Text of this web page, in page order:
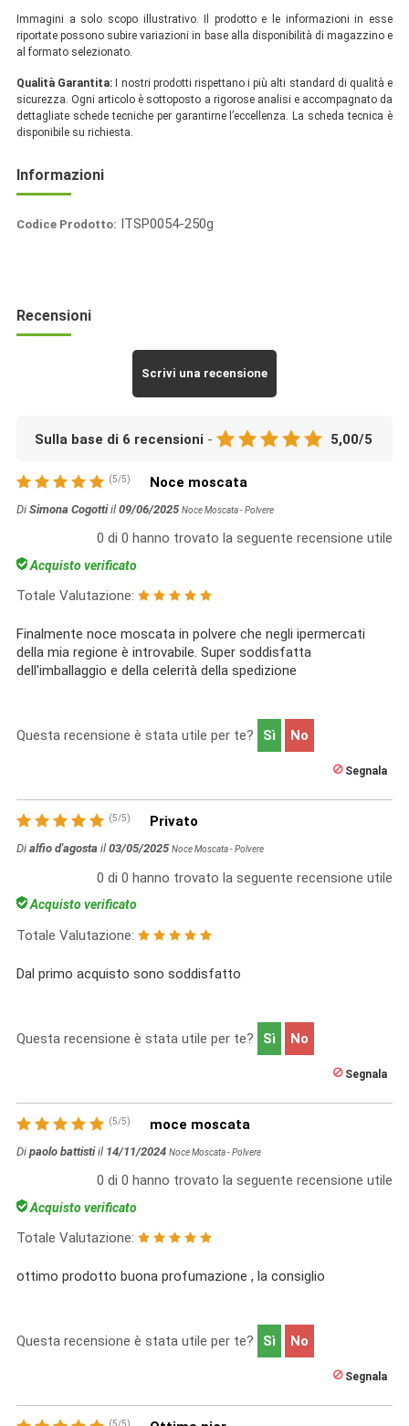
Immagini a solo scopo illustrativo. Il prodotto e le informazioni in esse
riportate possono subire variazioni in base alla disponibilità di magazzino e
al formato selezionato.
Qualità Garantita: I nostri prodotti rispettano i più alti standard di qualità e
sicurezza. Ogni articolo è sottoposto a rigorose analisi e accompagnato da
dettagliate schede tecniche per garantirne l’eccellenza. La scheda tecnica è
disponibile su richiesta.
Informazioni
Codice Prodotto: ITSP0054-250g
Recensioni
Scrivi una recensione
Sulla base di 6 recensioni - 5,00/5
(5/5) Noce moscata
Di Simona Cogottiil 09/06/2025 Noce Moscata - Polvere
0 di 0 hanno trovato la seguente recensione utile
Acquisto verificato
Totale Valutazione:
Finalmente noce moscata in polvere che negli ipermercati
della mia regione è introvabile. Super soddisfatta
dell'imballaggio e della celerità della spedizione
Questa recensione è stata utile per te? Sì No
Segnala
(5/5) Privato
Di alfio d'agosta il 03/05/2025 Noce Moscata - Polvere
0 di 0 hanno trovato la seguente recensione utile
Acquisto verificato
Totale Valutazione:
Dal primo acquisto sono soddisfatto
Questa recensione è stata utile per te? Sì No
Segnala
(5/5) moce moscata
Di paolo battistiil 14/11/2024 Noce Moscata - Polvere
0 di 0 hanno trovato la seguente recensione utile
Acquisto verificato
Totale Valutazione:
ottimo prodotto buona profumazione , la consiglio
Questa recensione è stata utile per te? Sì No
Segnala
(5/5)